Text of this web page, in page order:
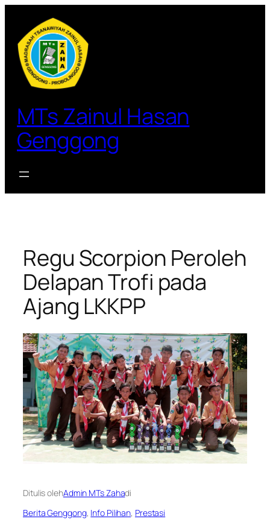
konten
MTs Zainul Hasan
Genggong
Regu Scorpion Peroleh
Delapan Trofi pada
Ajang LKKPP
Ditulis olehAdmin MTs Zahadi
Berita Genggong, Info Pilihan, Prestasi